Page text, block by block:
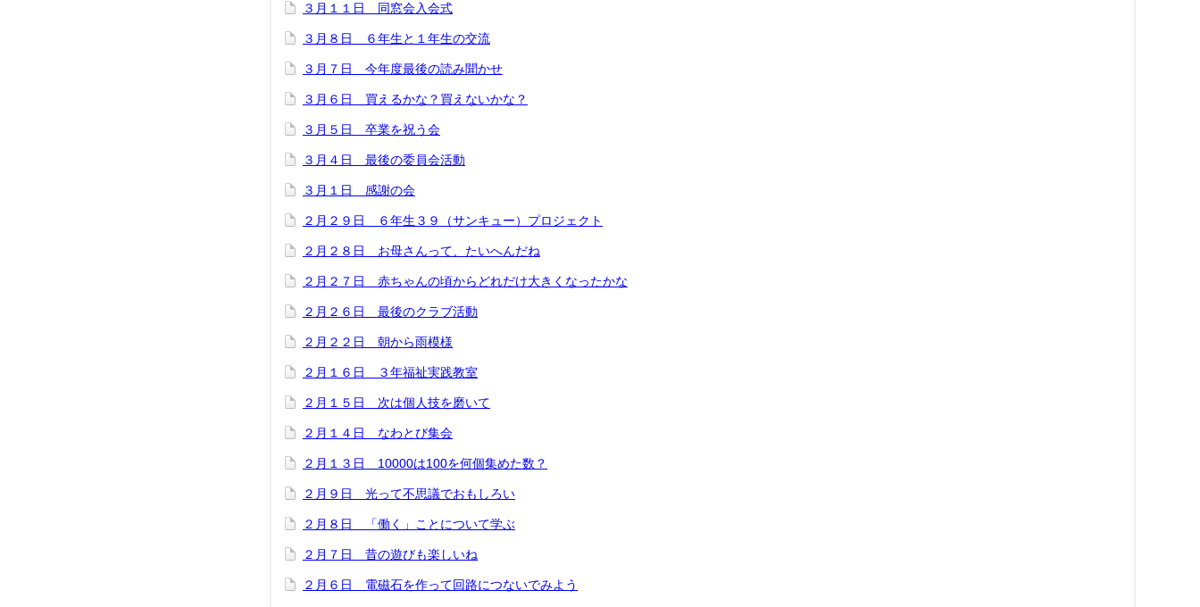
３月１１日 同窓会入会式
３月８日 ６年生と１年生の交流
３月７日 今年度最後の読み聞かせ
３月６日 買えるかな？買えないかな？
３月５日 卒業を祝う会
３月４日 最後の委員会活動
３月１日 感謝の会
２月２９日 ６年生３９（サンキュー）プロジェクト
２月２８日 お母さんって、たいへんだね
２月２７日 赤ちゃんの頃からどれだけ大きくなったかな
２月２６日 最後のクラブ活動
２月２２日 朝から雨模様
２月１６日 ３年福祉実践教室
２月１５日 次は個人技を磨いて
２月１４日 なわとび集会
２月１３日 10000は100を何個集めた数？
２月９日 光って不思議でおもしろい
２月８日 「働く」ことについて学ぶ
２月７日 昔の遊びも楽しいね
２月６日 電磁石を作って回路につないでみよう